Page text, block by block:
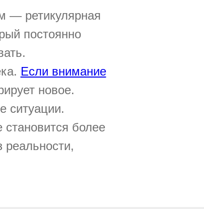
— ретикулярная
постоянно
Если внимание
новое.
ситуации.
становится более
реальности,